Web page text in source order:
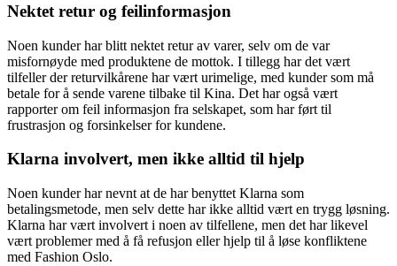
Nektet retur og feilinformasjon
Noen kunder har blitt nektet retur av varer, selv om de var
misfornøyde med produktene de mottok. I tillegg har det vært
tilfeller der returvilkårene har vært urimelige, med kunder som må
betale for å sende varene tilbake til Kina. Det har også vært
rapporter om feil informasjon fra selskapet, som har ført til
frustrasjon og forsinkelser for kundene.
Klarna involvert, men ikke alltid til hjelp
Noen kunder har nevnt at de har benyttet Klarna som
betalingsmetode, men selv dette har ikke alltid vært en trygg løsning.
Klarna har vært involvert i noen av tilfellene, men det har likevel
vært problemer med å få refusjon eller hjelp til å løse konfliktene
med Fashion Oslo.